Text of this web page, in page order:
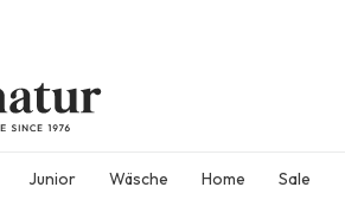
Junior Wäsche Home Sale